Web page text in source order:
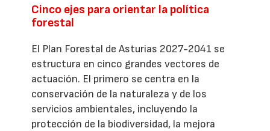
Cinco ejes para orientar la política
forestal
El Plan Forestal de Asturias 2027-2041 se
estructura en cinco grandes vectores de
actuación. El primero se centra en la
conservación de la naturaleza y de los
servicios ambientales, incluyendo la
protección de la biodiversidad, la mejora